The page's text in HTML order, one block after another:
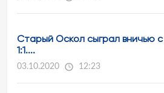
Старый Оскол сыграл вничью
1:1....
03.10.2020 12:23